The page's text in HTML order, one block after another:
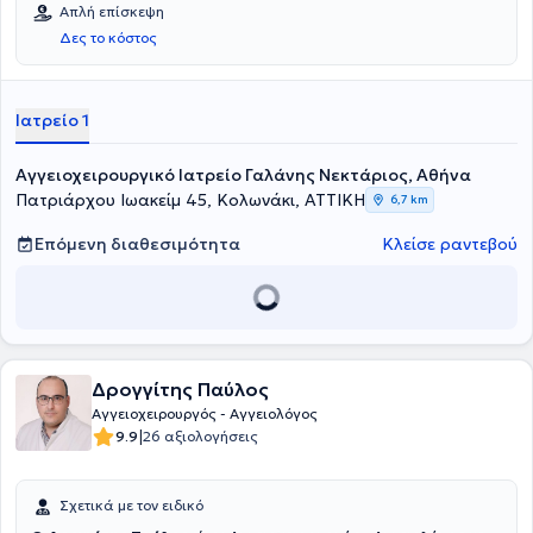
Επίκουρου Καθηγητή Ιατρικής ΑΠΠΣ.
Απλή επίσκεψη
Δες το κόστος
Ιατρείο 1
Αγγειοχειρουργικό Ιατρείο Γαλάνης Νεκτάριος, Αθήνα
Πατριάρχου Ιωακείμ 45, Κολωνάκι, ΑΤΤΙΚΗ
6,7 km
Επόμενη διαθεσιμότητα Κλείσε ραντεβού
Δρογγίτης Παύλος
Αγγειοχειρουργός - Αγγειολόγος
9.9|26 αξιολογήσεις
Σχετικά με τον ειδικό